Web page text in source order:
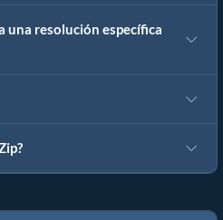
una resolución específica